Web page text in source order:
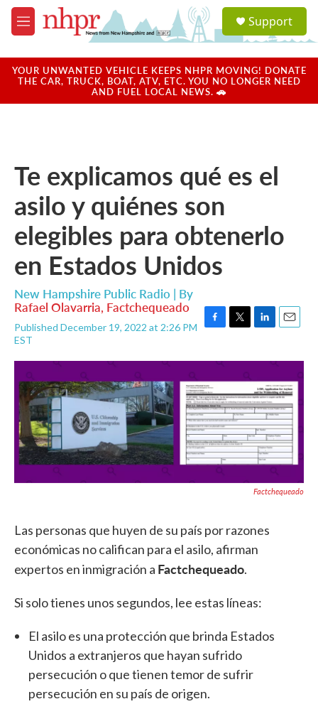
Skip to main content
M
e
u
a
u
Support
YOUR UNWANTED VEHICLE KEEPS NHPR MOVING! DONATE
THE CAR, TRUCK, BOAT, ATV, ETC. YOU NO LONGER NEED
AND FUEL LOCAL NEWS. 🚗
Te explicamos qué es el
asilo y quiénes son
elegibles para obtenerlo
en Estados Unidos
New Hampshire Public Radio | By
Rafael Olavarria, Factchequeado
Published December 19, 2022 at 2:26 PM
EST
c
b
o
o
k
i
t
e
r
n
e
d
I
n
a
l
Factchequeado
Las personas que huyen de su país por razones
económicas no califican para el asilo, afirman
expertos en inmigración a Factchequeado.
Si solo tienes unos segundos, lee estas líneas:
El asilo es una protección que brinda Estados
Unidos a extranjeros que hayan sufrido
persecución o que tienen temor de sufrir
persecución en su país de origen.